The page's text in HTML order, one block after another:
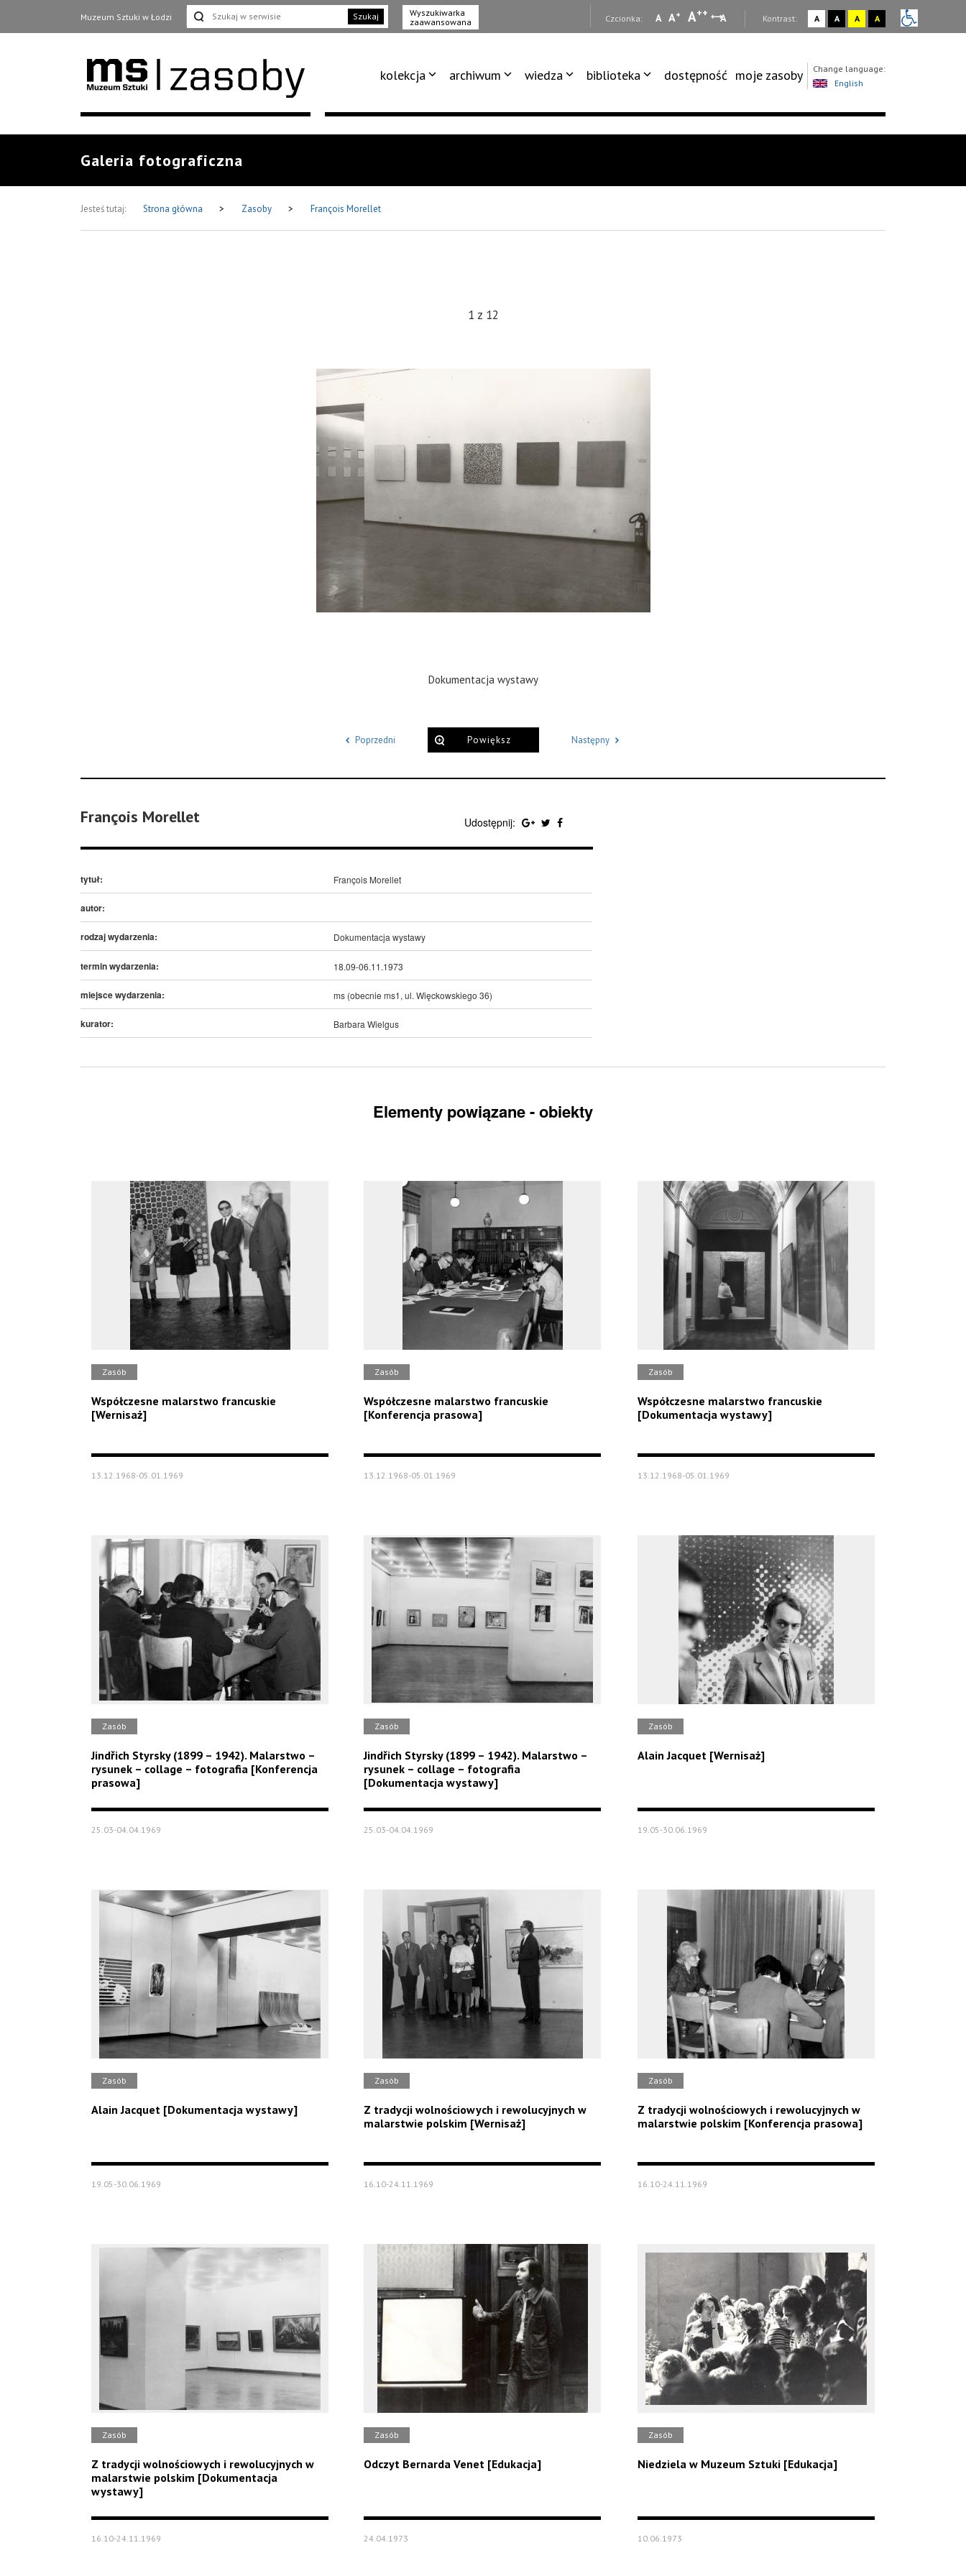
Muzeum Sztuki w Łodzi Szukaj
Wyszukiwarka
zaawansowana
Czcionka: A A+ A++ A Kontrast: A A A A
kolekcja archiwum wiedza biblioteka dostępność moje zasoby
Change language:
English
Galeria fotograficzna
Jesteś tutaj: Strona główna > Zasoby > François Morellet
1 z 12
Dokumentacja wystawy
Poprzedni Powiększ Następny
François Morellet Udostępnij:
tytuł: François Morellet
autor:
rodzaj wydarzenia: Dokumentacja wystawy
termin wydarzenia: 18.09-06.11.1973
miejsce wydarzenia: ms (obecnie ms1, ul. Więckowskiego 36)
kurator: Barbara Wielgus
Elementy powiązane - obiekty
Zasób
Współczesne malarstwo francuskie
[Wernisaż]
13.12.1968-05.01.1969
Zasób
Współczesne malarstwo francuskie
[Konferencja prasowa]
13.12.1968-05.01.1969
Zasób
Współczesne malarstwo francuskie
[Dokumentacja wystawy]
13.12.1968-05.01.1969
Zasób
Jindřich Styrsky (1899 – 1942). Malarstwo –
rysunek – collage – fotografia [Konferencja
prasowa]
25.03-04.04.1969
Zasób
Jindřich Styrsky (1899 – 1942). Malarstwo –
rysunek – collage – fotografia
[Dokumentacja wystawy]
25.03-04.04.1969
Zasób
Alain Jacquet [Wernisaż]
19.05-30.06.1969
Zasób
Alain Jacquet [Dokumentacja wystawy]
19.05-30.06.1969
Zasób
Z tradycji wolnościowych i rewolucyjnych w
malarstwie polskim [Wernisaż]
16.10-24.11.1969
Zasób
Z tradycji wolnościowych i rewolucyjnych w
malarstwie polskim [Konferencja prasowa]
16.10-24.11.1969
Zasób
Z tradycji wolnościowych i rewolucyjnych w
malarstwie polskim [Dokumentacja
wystawy]
16.10-24.11.1969
Zasób
Odczyt Bernarda Venet [Edukacja]
24.04.1973
Zasób
Niedziela w Muzeum Sztuki [Edukacja]
10.06.1973